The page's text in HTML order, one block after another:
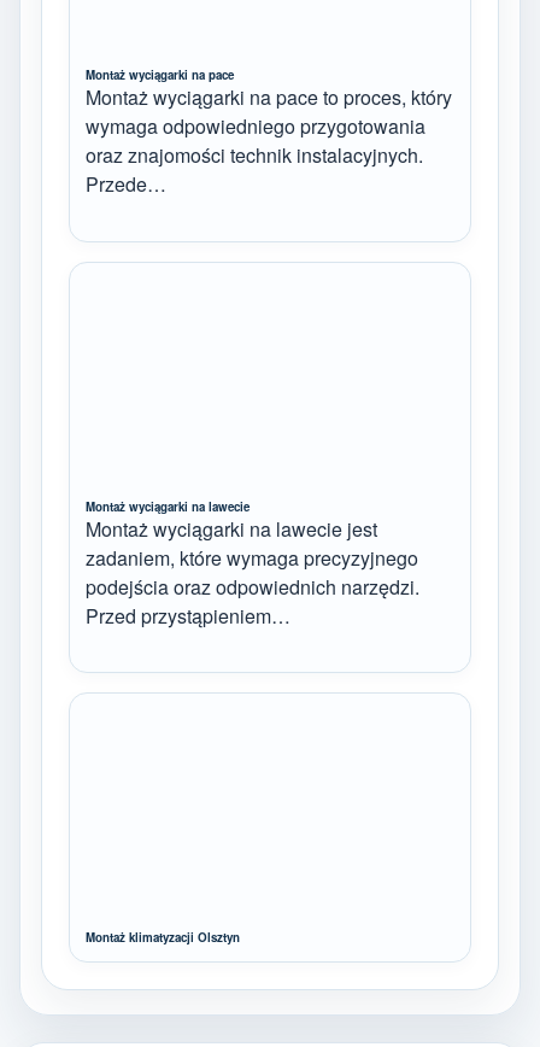
Montaż wyciągarki na pace
Montaż wyciągarki na pace to proces, który
wymaga odpowiedniego przygotowania
oraz znajomości technik instalacyjnych.
Przede…
Montaż wyciągarki na lawecie
Montaż wyciągarki na lawecie jest
zadaniem, które wymaga precyzyjnego
podejścia oraz odpowiednich narzędzi.
Przed przystąpieniem…
Montaż klimatyzacji Olsztyn